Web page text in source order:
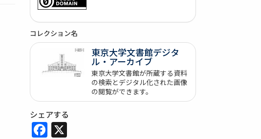
コレクション名
東京大学文書館デジタ
ル・アーカイブ
東京大学文書館が所蔵する資料
の検索とデジタル化された画像
の閲覧ができます。
シェアする
Facebook
X